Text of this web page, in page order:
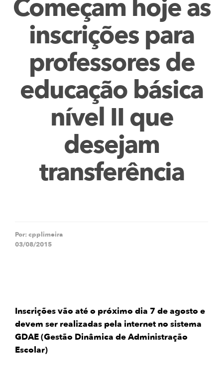
Começam hoje as
inscrições para
professores de
educação básica
nível II que
desejam
transferência
Por: cpplimeira
03/08/2015
Inscrições vão até o próximo dia 7 de agosto e
devem ser realizadas pela internet no sistema
GDAE (Gestão Dinâmica de Administração
Escolar)